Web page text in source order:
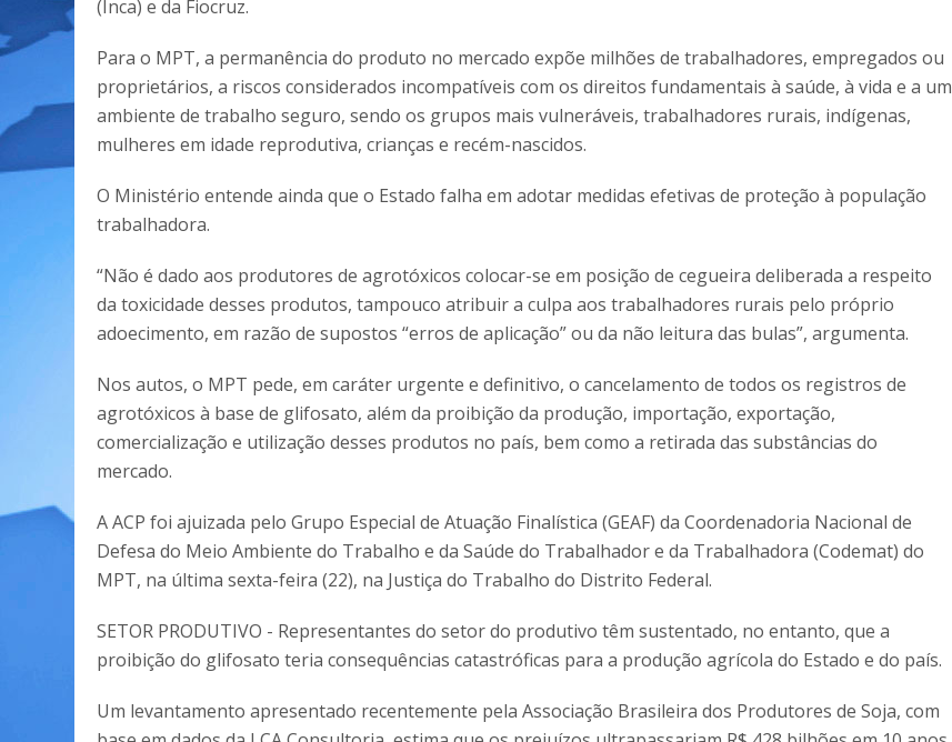
(Inca) e da Fiocruz.
Para o MPT, a permanência do produto no mercado expõe milhões de trabalhadores, empregados ou
proprietários, a riscos considerados incompatíveis com os direitos fundamentais à saúde, à vida e a um
ambiente de trabalho seguro, sendo os grupos mais vulneráveis, trabalhadores rurais, indígenas,
mulheres em idade reprodutiva, crianças e recém-nascidos.
O Ministério entende ainda que o Estado falha em adotar medidas efetivas de proteção à população
trabalhadora.
“Não é dado aos produtores de agrotóxicos colocar-se em posição de cegueira deliberada a respeito
da toxicidade desses produtos, tampouco atribuir a culpa aos trabalhadores rurais pelo próprio
adoecimento, em razão de supostos “erros de aplicação” ou da não leitura das bulas”, argumenta.
Nos autos, o MPT pede, em caráter urgente e definitivo, o cancelamento de todos os registros de
agrotóxicos à base de glifosato, além da proibição da produção, importação, exportação,
comercialização e utilização desses produtos no país, bem como a retirada das substâncias do
mercado.
A ACP foi ajuizada pelo Grupo Especial de Atuação Finalística (GEAF) da Coordenadoria Nacional de
Defesa do Meio Ambiente do Trabalho e da Saúde do Trabalhador e da Trabalhadora (Codemat) do
MPT, na última sexta-feira (22), na Justiça do Trabalho do Distrito Federal.
SETOR PRODUTIVO - Representantes do setor do produtivo têm sustentado, no entanto, que a
proibição do glifosato teria consequências catastróficas para a produção agrícola do Estado e do país.
Um levantamento apresentado recentemente pela Associação Brasileira dos Produtores de Soja, com